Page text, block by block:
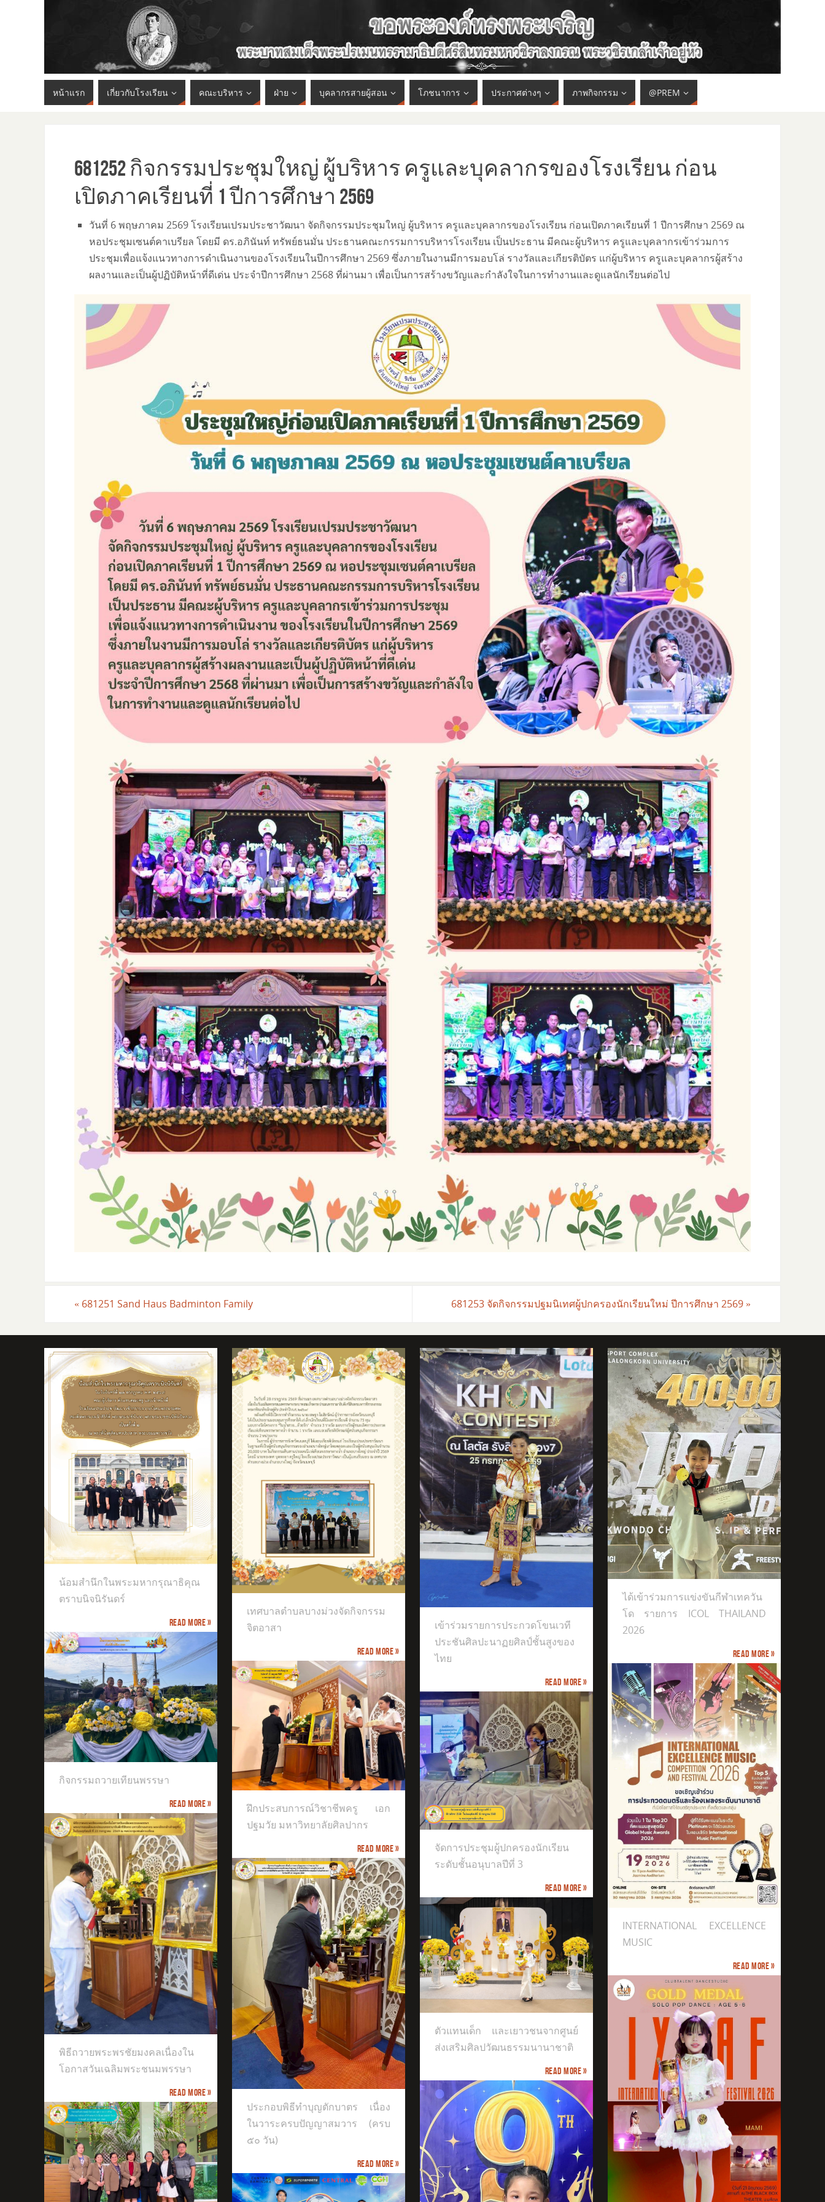
หน้าแรก เกี่ยวกับโรงเรียน คณะบริหาร ฝ่าย บุคลากรสายผู้สอน โภชนาการ ประกาศต่างๆ ภาพกิจกรรม @PREM
681252 กิจกรรมประชุมใหญ่ ผู้บริหาร ครูและบุคลากรของโรงเรียน ก่อน
เปิดภาคเรียนที่ 1 ปีการศึกษา 2569
วันที่ 6 พฤษภาคม 2569 โรงเรียนเปรมประชาวัฒนา จัดกิจกรรมประชุมใหญ่ ผู้บริหาร ครูและบุคลากรของโรงเรียน ก่อนเปิดภาคเรียนที่ 1 ปีการศึกษา 2569 ณ
หอประชุมเซนต์คาเบรียล โดยมี ดร.อภินันท์ ทรัพย์ธนมั่น ประธานคณะกรรมการบริหารโรงเรียน เป็นประธาน มีคณะผู้บริหาร ครูและบุคลากรเข้าร่วมการ
ประชุมเพื่อแจ้งแนวทางการดำเนินงานของโรงเรียนในปีการศึกษา 2569 ซึ่งภายในงานมีการมอบโล่ รางวัลและเกียรติบัตร แก่ผู้บริหาร ครูและบุคลากรผู้สร้าง
ผลงานและเป็นผู้ปฏิบัติหน้าที่ดีเด่น ประจำปีการศึกษา 2568 ที่ผ่านมา เพื่อเป็นการสร้างขวัญและกำลังใจในการทำงานและดูแลนักเรียนต่อไป
« 681251 Sand Haus Badminton Family 681253 จัดกิจกรรมปฐมนิเทศผู้ปกครองนักเรียนใหม่ ปีการศึกษา 2569 »
น้อมสำนึกในพระมหากรุณาธิคุณ
ตราบนิจนิรันดร์
Read more »
กิจกรรมถวายเทียนพรรษา
Read more »
พิธีถวายพระพรชัยมงคลเนื่องใน
โอกาสวันเฉลิมพระชนมพรรษา
Read more »
อาสา
เทศบาลตำบลบางม่วงจัดกิจกรรม
จิตอาสา
Read more »
มหาวิทยาลัยศิลปากร
ฝึกประสบการณ์วิชาชีพครู เอก
ปฐมวัย มหาวิทยาลัยศิลปากร
Read more »
ประกอบพิธีทำบุญตักบาตร เนื่องใน
ประกอบพิธีทำบุญตักบาตร เนื่อง
ในวาระครบปัญญาสมวาร (ครบ
๕๐ วัน)
Read more »
เข้าร่วมรายการประกวดโขนเวที
ประชันศิลปะนาฏยศิลป์ชั้นสูงของไทย
เข้าร่วมรายการประกวดโขนเวที
ประชันศิลปะนาฏยศิลป์ชั้นสูงของ
ไทย
Read more »
จัดการประชุมผู้ปกครองนักเรียนระดับ
จัดการประชุมผู้ปกครองนักเรียน
ระดับชั้นอนุบาลปีที่ 3
Read more »
ตัวแทนเด็ก และเยาวชนจากศูนย์ส่ง
เสริมศิลปวัฒนธรรมนานาชาติ
ตัวแทนเด็ก และเยาวชนจากศูนย์
ส่งเสริมศิลปวัฒนธรรมนานาชาติ
Read more »
ได้เข้าร่วมการแข่งขันกีฬาเทควันโด
รายการ ICOL THAILAND 2026
ได้เข้าร่วมการแข่งขันกีฬาเทควัน
โด รายการ ICOL THAILAND
2026
Read more »
INTERNATIONAL EXCELLENCE MUSIC
INTERNATIONAL EXCELLENCE
MUSIC
Read more »